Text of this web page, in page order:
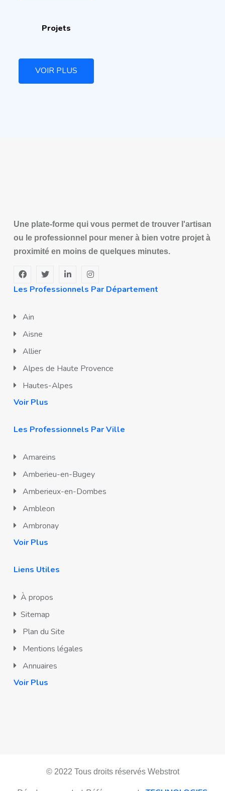
Projets
VOIR PLUS
Une plate-forme qui vous permet de trouver l'artisan
ou le professionnel pour mener à bien votre projet à
proximité en moins de quelques minutes.
Les Professionnels Par Département
Ain
Aisne
Allier
Alpes de Haute Provence
Hautes-Alpes
Voir Plus
Les Professionnels Par Ville
Amareins
Amberieu-en-Bugey
Amberieux-en-Dombes
Ambleon
Ambronay
Voir Plus
Liens Utiles
À propos
Sitemap
Plan du Site
Mentions légales
Annuaires
Voir Plus
© 2022 Tous droits réservés Webstrot